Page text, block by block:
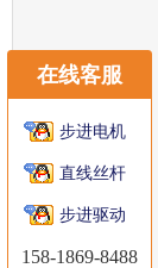
在线客服
步进电机
直线丝杆
步进驱动
158-1869-8488